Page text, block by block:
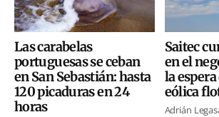
Las carabelas
portuguesas se ceban
en San Sebastián: hasta
120 picaduras en 24
horas
Saitec
en el
la
eólica
Adrián